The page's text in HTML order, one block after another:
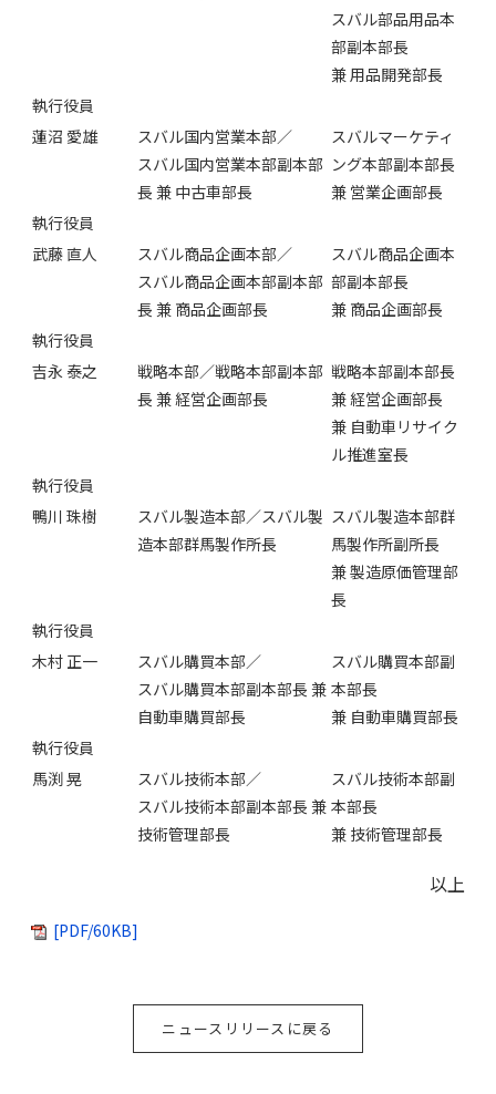
スバル部品用品本
部副本部長
兼 用品開発部長
執行役員
蓮沼 愛雄
スバル国内営業本部／
スバル国内営業本部副本部
長 兼 中古車部長
スバルマーケティ
ング本部副本部長
兼 営業企画部長
執行役員
武藤 直人
スバル商品企画本部／
スバル商品企画本部副本部
長 兼 商品企画部長
スバル商品企画本
部副本部長
兼 商品企画部長
執行役員
吉永 泰之
戦略本部／戦略本部副本部
長 兼 経営企画部長
戦略本部副本部長
兼 経営企画部長
兼 自動車リサイク
ル推進室長
執行役員
鴨川 珠樹
スバル製造本部／スバル製
造本部群馬製作所長
スバル製造本部群
馬製作所副所長
兼 製造原価管理部
長
執行役員
木村 正一
スバル購買本部／
スバル購買本部副本部長 兼
自動車購買部長
スバル購買本部副
本部長
兼 自動車購買部長
執行役員
馬渕 晃
スバル技術本部／
スバル技術本部副本部長 兼
技術管理部長
スバル技術本部副
本部長
兼 技術管理部長
以上
[PDF/60KB]
ニュースリリースに戻る